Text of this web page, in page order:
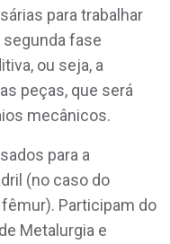
para trabalhar
fase
ou seja, a
peças, que será
mecânicos.
para a
(no caso do
Participam do
Metalurgia e